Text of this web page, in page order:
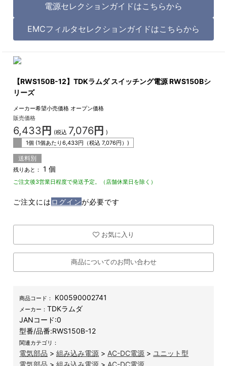
電源セレクションガイドはこちらから
EMCフィルタセレクションガイドはこちらから
【RWS150B-12】TDKラムダ スイッチング電源 RWS150Bシ
リーズ
メーカー希望小売価格 オープン価格
販売価格
6,433 円 (税込 7,076円 )
1個 (1個あたり6,433円（税込7,076円）)
送料別
残りあと： 1 個
ご注文後3営業日程度で発送予定。（店舗休業日を除く）
ご注文には ログインが必要です
お気に入り
商品についてのお問い合わせ
商品コード： K00590002741
メーカー：TDKラムダ
JANコード:0
型番/品番:RWS150B-12
関連カテゴリ：
電気部品 >組み込み電源 > AC-DC電源 > ユニット型
電気部品 >組み込み電源 > AC-DC電源